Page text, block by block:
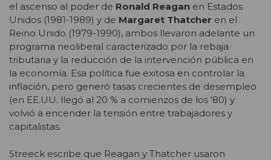
el ascenso al poder de Ronald Reagan en Estados
Unidos (1981-1989) y de Margaret Thatcher en el
Reino Unido (1979-1990), ambos llevaron adelante un
programa neoliberal caracterizado por la rebaja
tributaria y la reducción de la intervención pública en
la economía. Esa política fue exitosa en controlar la
inflación, pero generó tasas crecientes de desempleo
(en EE.UU. llegó al 20 % a comienzos de los ‘80) y
volvió a encender la tensión entre trabajadores y
capitalistas.
Streeck escribe que Reagan y Thatcher usaron